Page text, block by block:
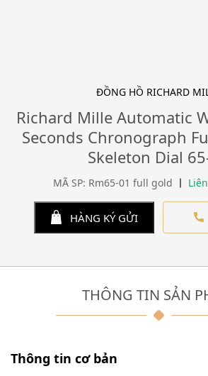
ĐỒNG HỒ RICHARD
Richard Mille Automatic
Seconds Chronograph
Skeleton Dial
MÃ SP: Rm65-01 full gold
HÀNG KÝ GỬI
THÔNG TIN SẢN
Thông tin cơ bản